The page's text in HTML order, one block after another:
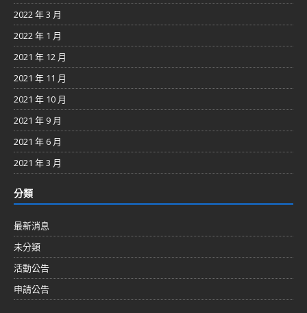
2022 年 3 月
2022 年 1 月
2021 年 12 月
2021 年 11 月
2021 年 10 月
2021 年 9 月
2021 年 6 月
2021 年 3 月
分類
最新消息
未分類
活動公告
申請公告